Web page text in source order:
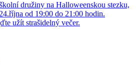
družiny na Halloweenskou stezku,
od 19:00 do 21:00 hodin.
užít strašidelný večer.